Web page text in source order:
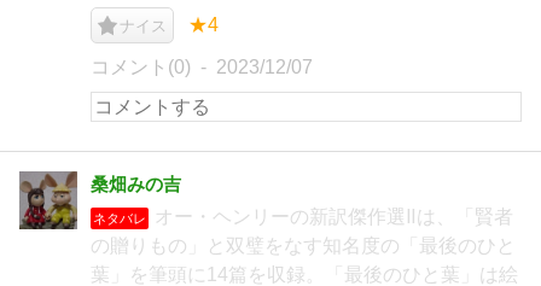
ナイス ★4
コメント(0) 2023/12/07
桑畑みの吉
ネタバレ
オー・ヘンリーの新訳傑作選Ⅱは、「賢者
の贈りもの」と双璧をなす知名度の「最後のひと
葉」を筆頭に14篇を収録。「最後のひと葉」は絵